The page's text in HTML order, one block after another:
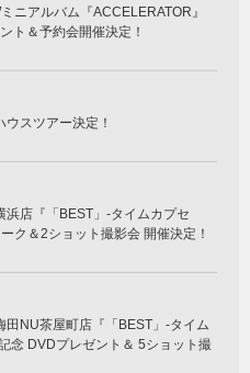
ニアルバム『ACCELERATOR』
ト＆予約会開催決定！
スツアー決定！
浜店『「BEST」-タイムカプセ
ク＆2ショット撮影会 開催決定！
田NU茶屋町店『「BEST」-タイム
念 DVDプレゼント＆ 5ショット撮